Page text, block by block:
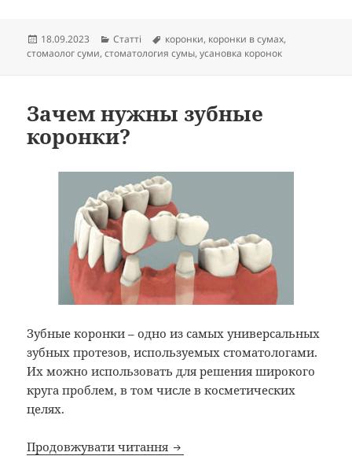
Опубліковано
18.09.2023 Категорії
Статті Позначки
коронки, коронки в сумах,
стомаолог суми,стоматология сумы,усановка коронок
Зачем нужны зубные
коронки?
Зубные коронки – одно из самых универсальных
зубных протезов, используемых стоматологами.
Их можно использовать для решения широкого
круга проблем, в том числе в косметических
целях.
Продовжувати читання Зачем нужны зубные